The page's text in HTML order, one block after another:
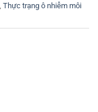
Thực trạng ô nhiễm môi